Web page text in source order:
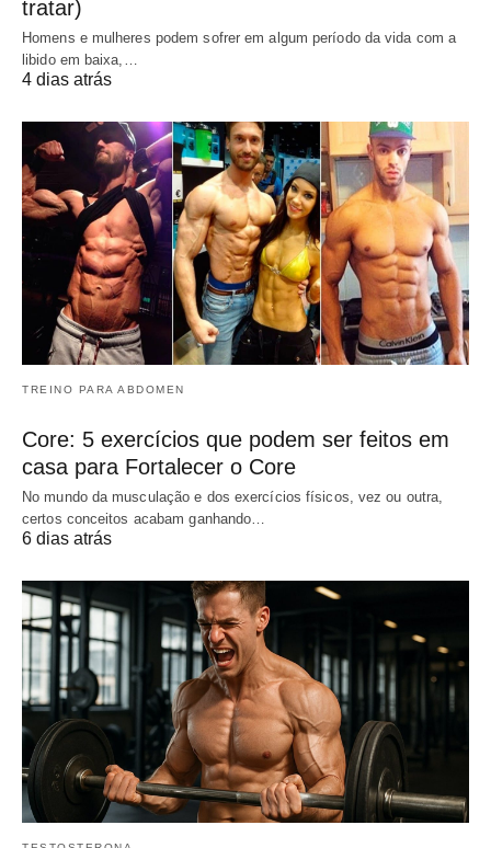
tratar)
Homens e mulheres podem sofrer em algum período da vida com a
libido em baixa,…
4 dias atrás
TREINO PARA ABDOMEN
Core: 5 exercícios que podem ser feitos em
casa para Fortalecer o Core
No mundo da musculação e dos exercícios físicos, vez ou outra,
certos conceitos acabam ganhando…
6 dias atrás